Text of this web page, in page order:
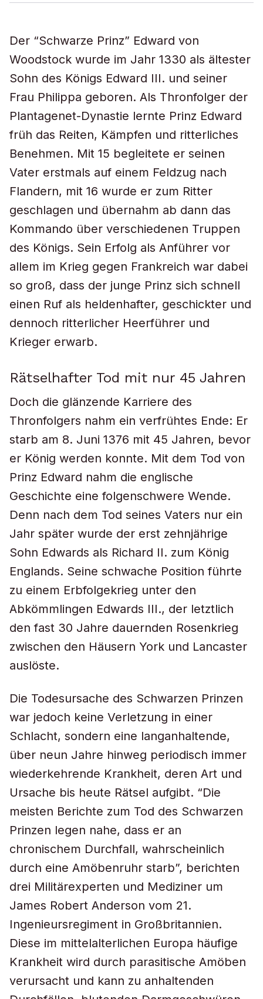
Der “Schwarze Prinz” Edward von
Woodstock wurde im Jahr 1330 als ältester
Sohn des Königs Edward III. und seiner
Frau Philippa geboren. Als Thronfolger der
Plantagenet-Dynastie lernte Prinz Edward
früh das Reiten, Kämpfen und ritterliches
Benehmen. Mit 15 begleitete er seinen
Vater erstmals auf einem Feldzug nach
Flandern, mit 16 wurde er zum Ritter
geschlagen und übernahm ab dann das
Kommando über verschiedenen Truppen
des Königs. Sein Erfolg als Anführer vor
allem im Krieg gegen Frankreich war dabei
so groß, dass der junge Prinz sich schnell
einen Ruf als heldenhafter, geschickter und
dennoch ritterlicher Heerführer und
Krieger erwarb.
Rätselhafter Tod mit nur 45 Jahren
Doch die glänzende Karriere des
Thronfolgers nahm ein verfrühtes Ende: Er
starb am 8. Juni 1376 mit 45 Jahren, bevor
er König werden konnte. Mit dem Tod von
Prinz Edward nahm die englische
Geschichte eine folgenschwere Wende.
Denn nach dem Tod seines Vaters nur ein
Jahr später wurde der erst zehnjährige
Sohn Edwards als Richard II. zum König
Englands. Seine schwache Position führte
zu einem Erbfolgekrieg unter den
Abkömmlingen Edwards III., der letztlich
den fast 30 Jahre dauernden Rosenkrieg
zwischen den Häusern York und Lancaster
auslöste.
Die Todesursache des Schwarzen Prinzen
war jedoch keine Verletzung in einer
Schlacht, sondern eine langanhaltende,
über neun Jahre hinweg periodisch immer
wiederkehrende Krankheit, deren Art und
Ursache bis heute Rätsel aufgibt. “Die
meisten Berichte zum Tod des Schwarzen
Prinzen legen nahe, dass er an
chronischem Durchfall, wahrscheinlich
durch eine Amöbenruhr starb”, berichten
drei Militärexperten und Mediziner um
James Robert Anderson vom 21.
Ingenieursregiment in Großbritannien.
Diese im mittelalterlichen Europa häufige
Krankheit wird durch parasitische Amöben
verursacht und kann zu anhaltenden